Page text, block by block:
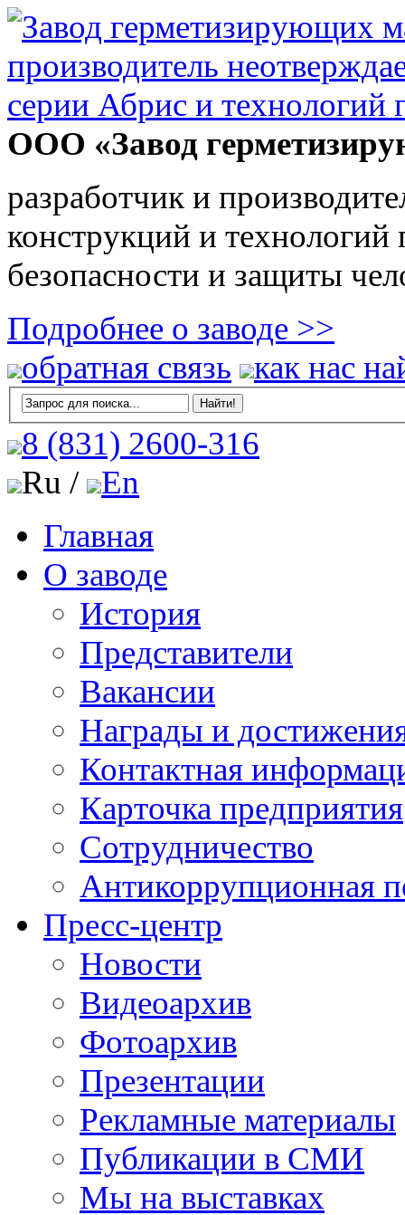
ООО «Завод
разработчик и
конструкций и
безопасности и защиты
Подробнее о заводе >>
обратная связь
как нас
8 (831) 2600-316
Ru /
En
Главная
О заводе
История
Представители
Вакансии
Награды и
Контактная
Карточка предприятия
Сотрудничество
Антикоррупционная
Пресс-центр
Новости
Видеоархив
Фотоархив
Презентации
Рекламные материалы
Публикации в СМИ
Мы на выставках